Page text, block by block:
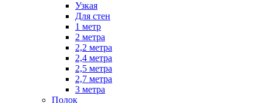
Узкая
Для стен
1 метр
2 метра
2,2 метра
2,4 метра
2,5 метра
2,7 метра
3 метра
Полок